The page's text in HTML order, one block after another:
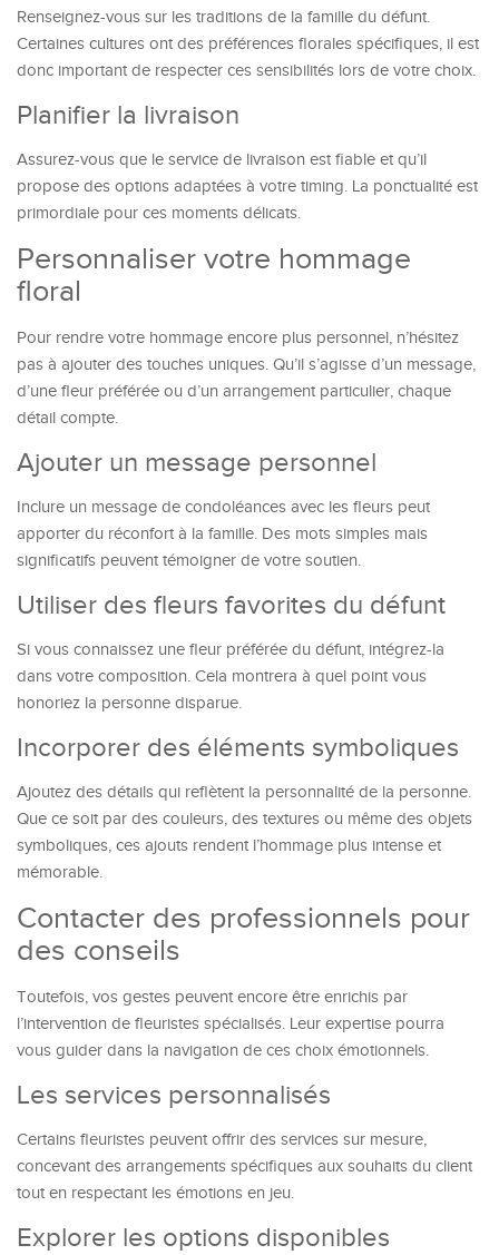
Renseignez-vous sur les traditions de la famille du défunt.
Certaines cultures ont des préférences florales spécifiques, il est
donc important de respecter ces sensibilités lors de votre choix.
Planifier la livraison
Assurez-vous que le service de livraison est fiable et qu’il
propose des options adaptées à votre timing. La ponctualité est
primordiale pour ces moments délicats.
Personnaliser votre hommage
floral
Pour rendre votre hommage encore plus personnel, n’hésitez
pas à ajouter des touches uniques. Qu’il s’agisse d’un message,
d’une fleur préférée ou d’un arrangement particulier, chaque
détail compte.
Ajouter un message personnel
Inclure un message de condoléances avec les fleurs peut
apporter du réconfort à la famille. Des mots simples mais
significatifs peuvent témoigner de votre soutien.
Utiliser des fleurs favorites du défunt
Si vous connaissez une fleur préférée du défunt, intégrez-la
dans votre composition. Cela montrera à quel point vous
honoriez la personne disparue.
Incorporer des éléments symboliques
Ajoutez des détails qui reflètent la personnalité de la personne.
Que ce soit par des couleurs, des textures ou même des objets
symboliques, ces ajouts rendent l’hommage plus intense et
mémorable.
Contacter des professionnels pour
des conseils
Toutefois, vos gestes peuvent encore être enrichis par
l’intervention de fleuristes spécialisés. Leur expertise pourra
vous guider dans la navigation de ces choix émotionnels.
Les services personnalisés
Certains fleuristes peuvent offrir des services sur mesure,
concevant des arrangements spécifiques aux souhaits du client
tout en respectant les émotions en jeu.
Explorer les options disponibles